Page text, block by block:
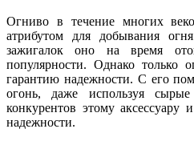
Огниво в течение многих
атрибутом для добывания
зажигалок оно на время
популярности. Однако только
гарантию надежности. С его
огонь, даже используя
конкурентов этому
надежности.